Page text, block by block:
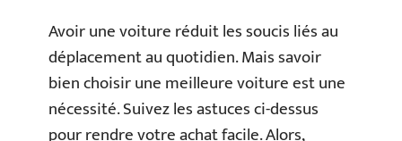
Avoir une voiture réduit les soucis liés au
déplacement au quotidien. Mais savoir
bien choisir une meilleure voiture est une
nécessité. Suivez les astuces ci-dessus
pour rendre votre achat facile. Alors,